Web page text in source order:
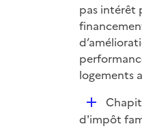
l
i
e
r
pas intérêt
logements
D
é
d'impôt